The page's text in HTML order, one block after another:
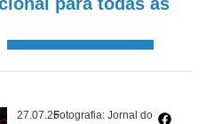
27.07.26Fotografia: Jornal do